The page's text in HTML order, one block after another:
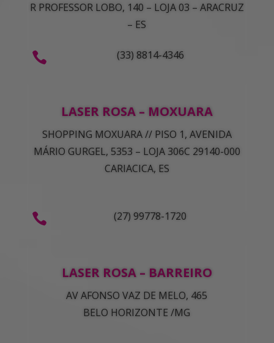
R PROFESSOR LOBO, 140 – LOJA 03 – ARACRUZ
– ES
 (33) 8814-4346
LASER ROSA – MOXUARA
SHOPPING MOXUARA // PISO 1, AVENIDA
MÁRIO GURGEL, 5353 – LOJA 306C 29140-000
CARIACICA, ES
 (27) 99778-1720
LASER ROSA – BARREIRO
AV AFONSO VAZ DE MELO, 465
BELO HORIZONTE /MG